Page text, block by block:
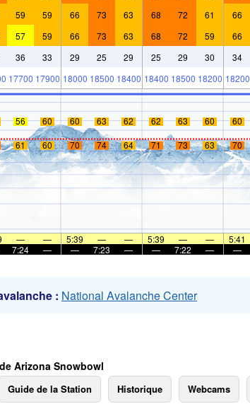
59 59 66 73 63 68 72 61 66
57 59 66 73 63 68 72 59 66
36 33 29 25 29 25 29 30 34
17700 17900 18000 18500 18400 18400 18500 18200 18200
56 60 60 63 62 62 63 60 60
61 60 70 74 64 71 73 63 70
— — 5:39 — — 5:39 — — 5:41
7:24 — — 7:23 — — 7:22 — —
: National Avalanche Center
Arizona Snowbowl
Guide de la Station Historique Webcams